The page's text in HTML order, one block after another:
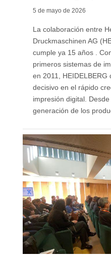
5 de mayo de 2026
La colaboración entre
Druckmaschinen AG
cumple ya 15 años .
primeros sistemas de
en 2011,
decisivo en el rápido
impresión digital.
generación de los